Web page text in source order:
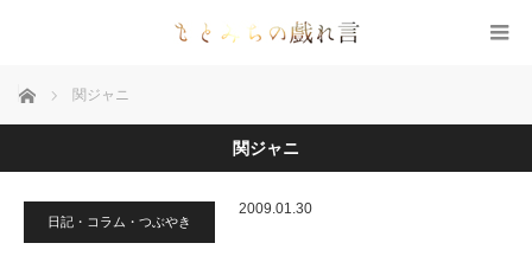
ホーム 関ジャニ
関ジャニ
日記・コラム・つぶやき
2009.01.30